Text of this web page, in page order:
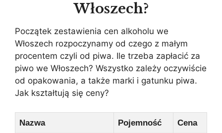
Włoszech?
Początek zestawienia cen alkoholu we
Włoszech rozpoczynamy od czego z małym
procentem czyli od piwa. Ile trzeba zapłacić za
piwo we Włoszech? Wszystko zależy oczywiście
od opakowania, a także marki i gatunku piwa.
Jak kształtują się ceny?
Nazwa Pojemność Cena